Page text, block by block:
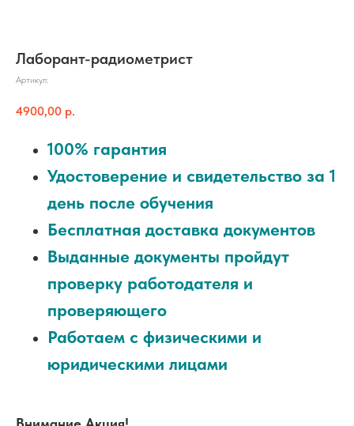
Лаборант-радиометрист
Артикул:
4900,00 р.
100% гарантия
Удостоверение и свидетельство за 1
день после обучения
Бесплатная доставка документов
Выданные документы пройдут
проверку работодателя и
проверяющего
Работаем с физическими и
юридическими лицами